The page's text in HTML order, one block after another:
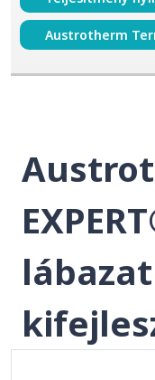
Austrotherm